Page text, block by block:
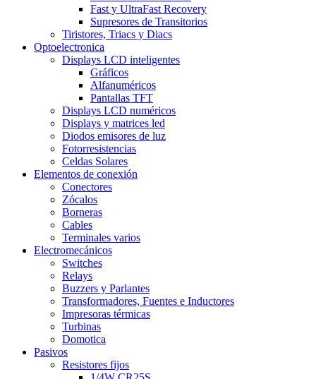
Fast y UltraFast Recovery
Supresores de Transitorios
Tiristores, Triacs y Diacs
Optoelectronica
Displays LCD inteligentes
Gráficos
Alfanuméricos
Pantallas TFT
Displays LCD numéricos
Displays y matrices led
Diodos emisores de luz
Fotorresistencias
Celdas Solares
Elementos de conexión
Conectores
Zócalos
Borneras
Cables
Terminales varios
Electromecánicos
Switches
Relays
Buzzers y Parlantes
Transformadores, Fuentes e Inductores
Impresoras térmicas
Turbinas
Domotica
Pasivos
Resistores fijos